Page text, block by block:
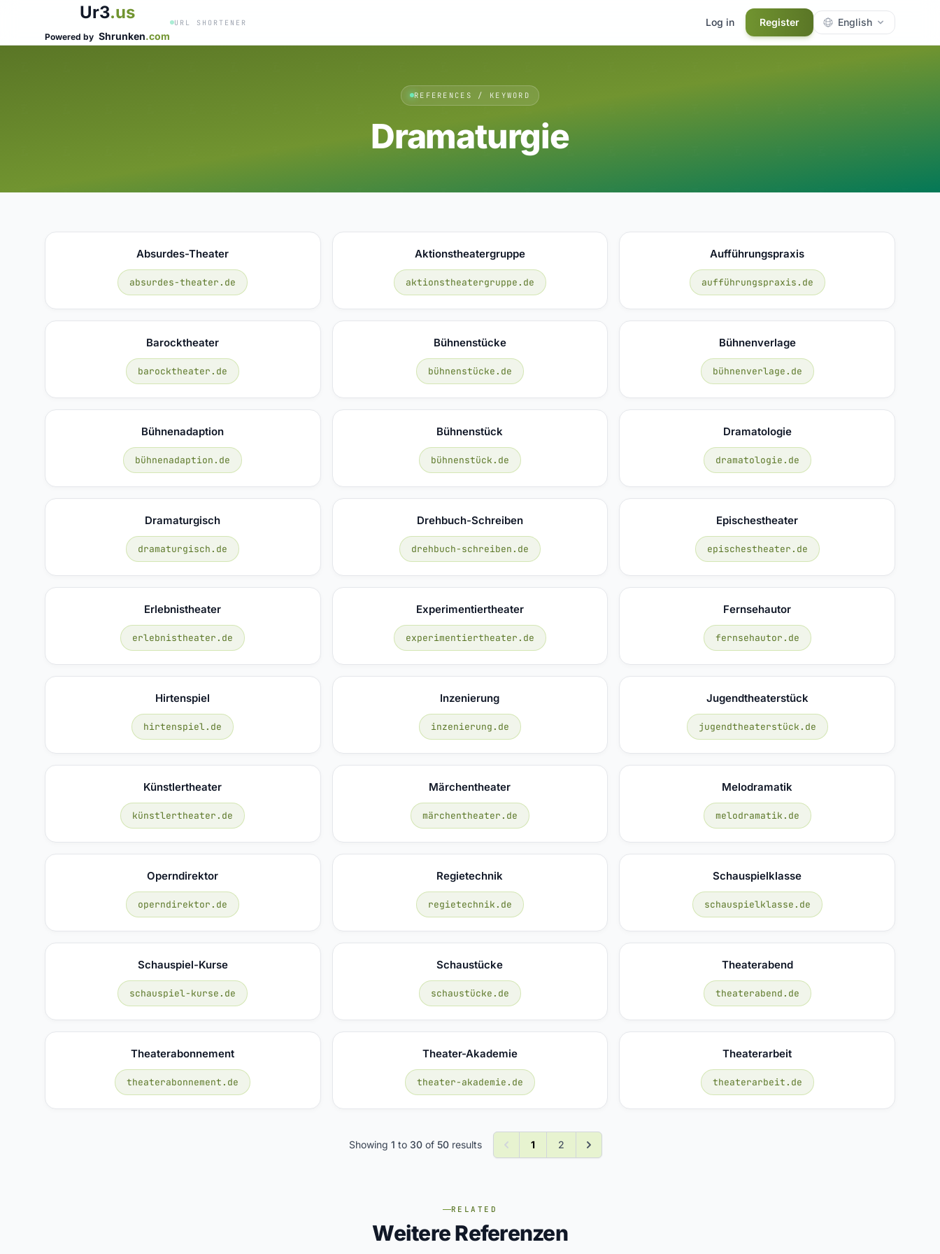
Ur3.us
Powered by Shrunken.com
URL SHORTENER Log in Register English
REFERENCES / KEYWORD
Dramaturgie
Absurdes-Theater
absurdes-theater.de
Aktionstheatergruppe
aktionstheatergruppe.de
Aufführungspraxis
aufführungspraxis.de
Barocktheater
barocktheater.de
Bühnenstücke
bühnenstücke.de
Bühnenverlage
bühnenverlage.de
Bühnenadaption
bühnenadaption.de
Bühnenstück
bühnenstück.de
Dramatologie
dramatologie.de
Dramaturgisch
dramaturgisch.de
Drehbuch-Schreiben
drehbuch-schreiben.de
Epischestheater
epischestheater.de
Erlebnistheater
erlebnistheater.de
Experimentiertheater
experimentiertheater.de
Fernsehautor
fernsehautor.de
Hirtenspiel
hirtenspiel.de
Inzenierung
inzenierung.de
Jugendtheaterstück
jugendtheaterstück.de
Künstlertheater
künstlertheater.de
Märchentheater
märchentheater.de
Melodramatik
melodramatik.de
Operndirektor
operndirektor.de
Regietechnik
regietechnik.de
Schauspielklasse
schauspielklasse.de
Schauspiel-Kurse
schauspiel-kurse.de
Schaustücke
schaustücke.de
Theaterabend
theaterabend.de
Theaterabonnement
theaterabonnement.de
Theater-Akademie
theater-akademie.de
Theaterarbeit
theaterarbeit.de
Showing 1 to 30 of 50 results 1 2
RELATED
Weitere Referenzen